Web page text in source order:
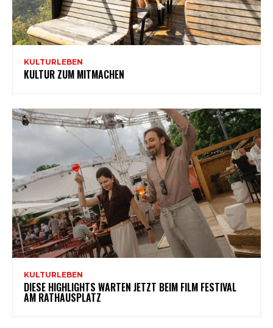
KULTURLEBEN
KULTUR ZUM MITMACHEN
KULTURLEBEN
DIESE HIGHLIGHTS WARTEN JETZT BEIM FILM FESTIVAL
AM RATHAUSPLATZ